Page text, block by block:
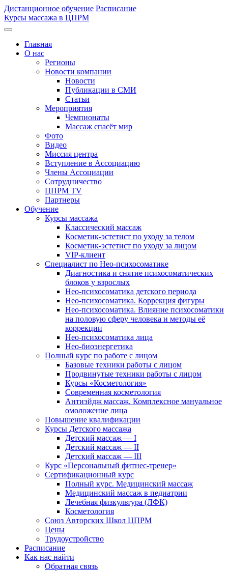
Дистанционное обучение Расписание
Курсы массажа в ЦПРМ
Главная
О нас
Регионы
Новости компании
Новости
Публикации в СМИ
Статьи
Мероприятия
Чемпионаты
Массаж спасёт мир
Фото
Видео
Миссия центра
Вступление в Ассоциацию
Члены Ассоциации
Сотрудничество
ЦПРМ TV
Партнеры
Oбучение
Курсы массажа
Классический массаж
Косметик-эстетист по уходу за телом
Косметик-эстетист по уходу за лицом
VIP-клиент
Специалист по Нео-психосоматике
Диагностика и снятие психосоматических
блоков у взрослых
Нео-психосоматика детского периода
Нео-психосоматика. Коррекция фигуры
Нео-психосоматика. Влияние психосоматики
на половую сферу человека и методы её
коррекции
Нео-психосоматика лица
Нео-биоэнергетика
Полный курс по работе с лицом
Базовые техники работы с лицом
Продвинутые техники работы с лицом
Курсы «Косметология»
Современная косметология
Антиэйдж массаж. Комплексное мануальное
омоложение лица
Повышение квалификации
Курсы Детского массажа
Детский массаж — I
Детский массаж — II
Детский массаж — III
Курс «Персональный фитнес-тренер»
Сертификационный курс
Полный курс. Медицинский массаж
Медицинский массаж в педиатрии
Лечебная физкультура (ЛФК)
Косметология
Союз Авторских Школ ЦПРМ
Цены
Трудоустройство
Расписание
Как нас найти
Обратная связь